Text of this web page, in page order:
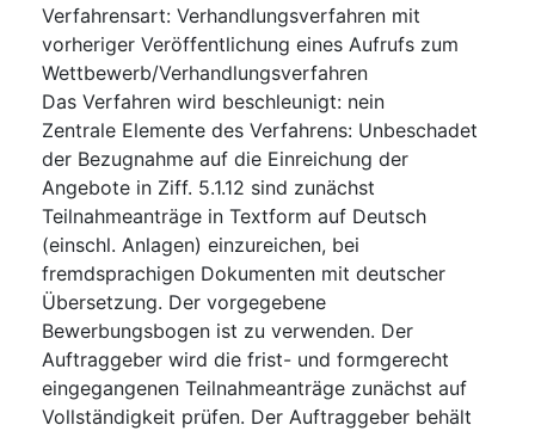
Verfahrensart: Verhandlungsverfahren mit
vorheriger Veröffentlichung eines Aufrufs zum
Wettbewerb/Verhandlungsverfahren
Das Verfahren wird beschleunigt: nein
Zentrale Elemente des Verfahrens: Unbeschadet
der Bezugnahme auf die Einreichung der
Angebote in Ziff. 5.1.12 sind zunächst
Teilnahmeanträge in Textform auf Deutsch
(einschl. Anlagen) einzureichen, bei
fremdsprachigen Dokumenten mit deutscher
Übersetzung. Der vorgegebene
Bewerbungsbogen ist zu verwenden. Der
Auftraggeber wird die frist- und formgerecht
eingegangenen Teilnahmeanträge zunächst auf
Vollständigkeit prüfen. Der Auftraggeber behält